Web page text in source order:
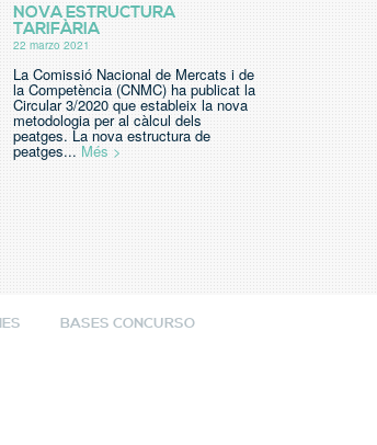
NOVA ESTRUCTURA
TARIFÀRIA
22 marzo 2021
La Comissió Nacional de Mercats i de
la Competència (CNMC) ha publicat la
Circular 3/2020 que estableix la nova
metodologia per al càlcul dels
peatges. La nova estructura de
peatges... Més >
BASES CONCURSO